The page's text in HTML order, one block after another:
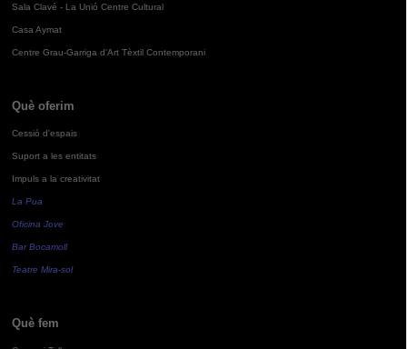
Sala Clavé - La Unió Centre Cultural
Casa Aymat
Centre Grau-Garriga d'Art Tèxtil Contemporani
Què oferim
Cessió d'espais
Suport a les entitats
Impuls a la creativitat
La Pua
Oficina Jove
Bar Bocamoll
Teatre Mira-sol
Què fem